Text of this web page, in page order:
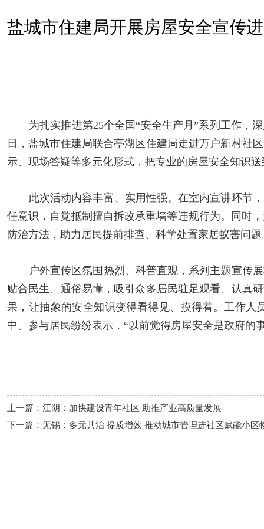
盐城市住建局开展房屋安全宣传
为扎实推进第25个全国“安全生产月”系列工作，
日，盐城市住建局联合亭湖区住建局走进万户新村社
示、现场答疑等多元化形式，把专业的房屋安全知识
此次活动内容丰富、实用性强。在室内宣讲环节
任意识，自觉抵制擅自拆改承重墙等违规行为。同时
防治方法，助力居民提前排查、科学处置家居蚁害问题
户外宣传区氛围热烈、科普直观 ， 系列主题宣传
贴合民生、通俗易懂，吸引众多居民驻足观看、认真
果，让抽象的安全知识变得看得见、摸得着。工作人
中。参与居民纷纷表示，“以前觉得房屋安全是政府的
上一篇：江阴：加快建设青年社区 助推产业高质量发展
下一篇：无锡：多元共治 提质增效 推动城市管理进社区赋能小区